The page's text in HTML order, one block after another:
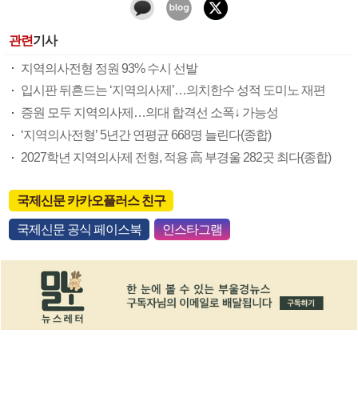
관련기사
지역의사전형 정원 93% 수시 선발
입시판 뒤흔드는 ‘지역의사제’…의치한수 성적 도미노 재편
증원 모두 지역의사제…의대 합격선 소폭↓ 가능성
‘지역의사전형’ 5년간 연평균 668명 늘린다(종합)
2027학년 지역의사제 전형, 적용 高 부경울 282곳 최다(종합)
국제신문 카카오플러스 친구
국제신문 공식 페이스북 인스타그램